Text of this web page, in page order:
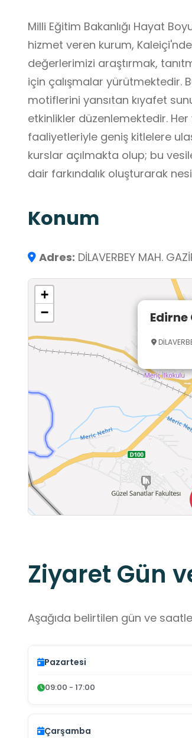
Milli Eğitim Bakanlığı Hayat
hizmet veren kurum,
değerlerimizi araştırmak,
için çalışmalar yürütmektedir.
motiflerini yansıtan kıyafet
etkinlikler düzenlemektedir.
faaliyetleriyle geniş kitlelere
kurslar açılmakta olup; bu
dair farkındalık oluşturarak
Konum
Adres: DİLAVERBEY MAH.
+
−
Ziyaret Gün
Aşağıda belirtilen gün ve
Pazartesi
09:00 - 17:00
Çarşamba